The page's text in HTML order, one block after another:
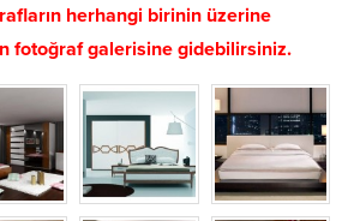
herhangi birinin üzerine
fotoğraf galerisine gidebilirsiniz.